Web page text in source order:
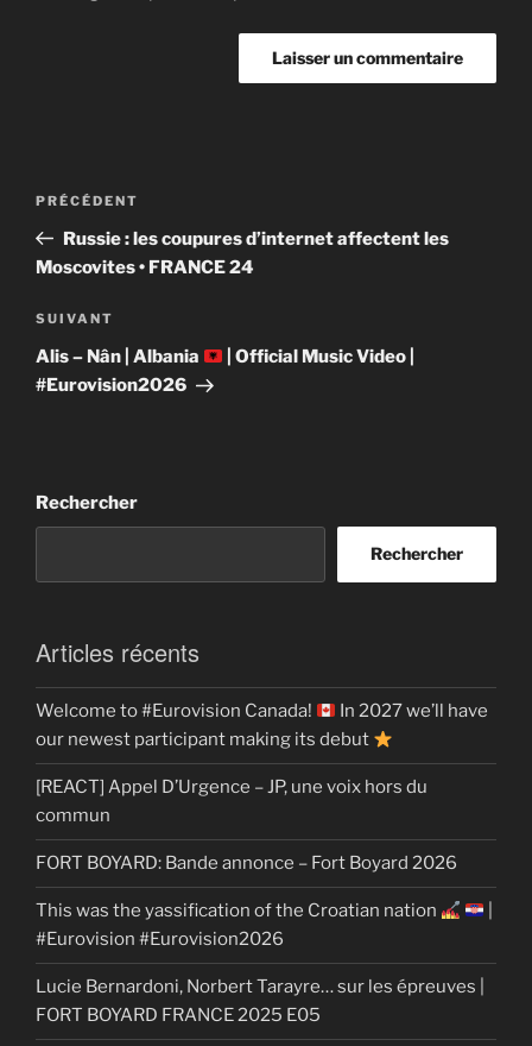
Navigation
l’article
Article
précédent
PRÉCÉDENT
Russie : les coupures d’internet affectent les
Moscovites • FRANCE 24
Article
suivant
SUIVANT
Alis – Nân | Albania
| Official Music Video |
#Eurovision2026
Rechercher
Rechercher
Articles récents
Welcome to #Eurovision Canada!
In 2027 we’ll have
our newest participant making its debut
[REACT] Appel D’Urgence – JP, une voix hors du
commun
FORT BOYARD: Bande annonce – Fort Boyard 2026
This was the yassification of the Croatian nation
#Eurovision #Eurovision2026
Lucie Bernardoni, Norbert Tarayre… sur les épreuves |
FORT BOYARD FRANCE 2025 E05